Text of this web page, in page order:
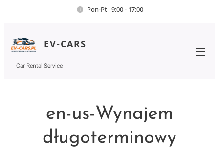
Pon-Pt 9:00 - 17:00
EV-CARS
Car Rental Service
en-us-Wynajem
długoterminowy